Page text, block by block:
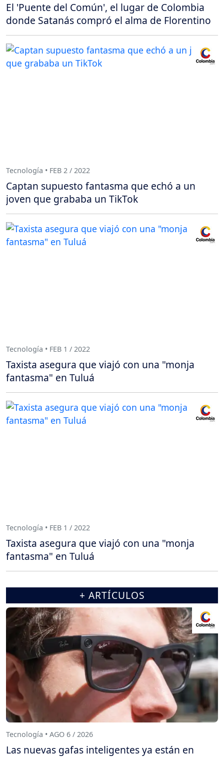
El 'Puente del Común', el lugar de Colombia
donde Satanás compró el alma de Florentino
Tecnología • FEB 2 / 2022
Captan supuesto fantasma que echó a un
joven que grababa un TikTok
Tecnología • FEB 1 / 2022
Taxista asegura que viajó con una "monja
fantasma" en Tuluá
Tecnología • FEB 1 / 2022
Taxista asegura que viajó con una "monja
fantasma" en Tuluá
+ ARTÍCULOS
Tecnología • AGO 6 / 2026
Las nuevas gafas inteligentes ya están en